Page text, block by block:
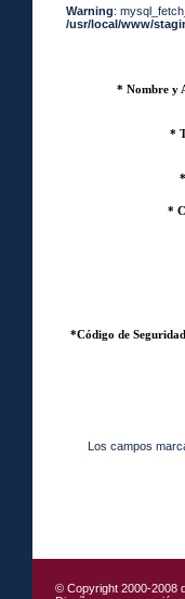
Warning:
/usr/local/www/
* Nombre y
*
*
*Código de
Los campos
© Copyright 2000-2008